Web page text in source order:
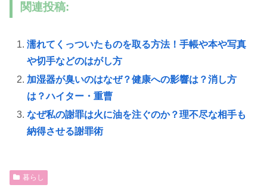
関連投稿:
濡れてくっついたものを取る方法！手帳や本や写真
や切手などのはがし方
加湿器が臭いのはなぜ？健康への影響は？消し方
は？ハイター・重曹
なぜ私の謝罪は火に油を注ぐのか？理不尽な相手も
納得させる謝罪術
暮らし